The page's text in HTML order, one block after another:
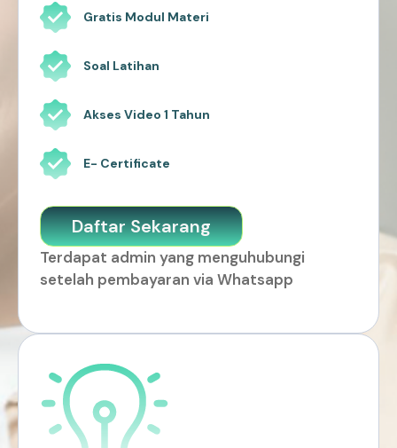
Gratis Modul Materi
Soal Latihan
Akses Video 1 Tahun
E- Certificate
Daftar Sekarang
Terdapat admin yang menguhubungi
setelah pembayaran via Whatsapp